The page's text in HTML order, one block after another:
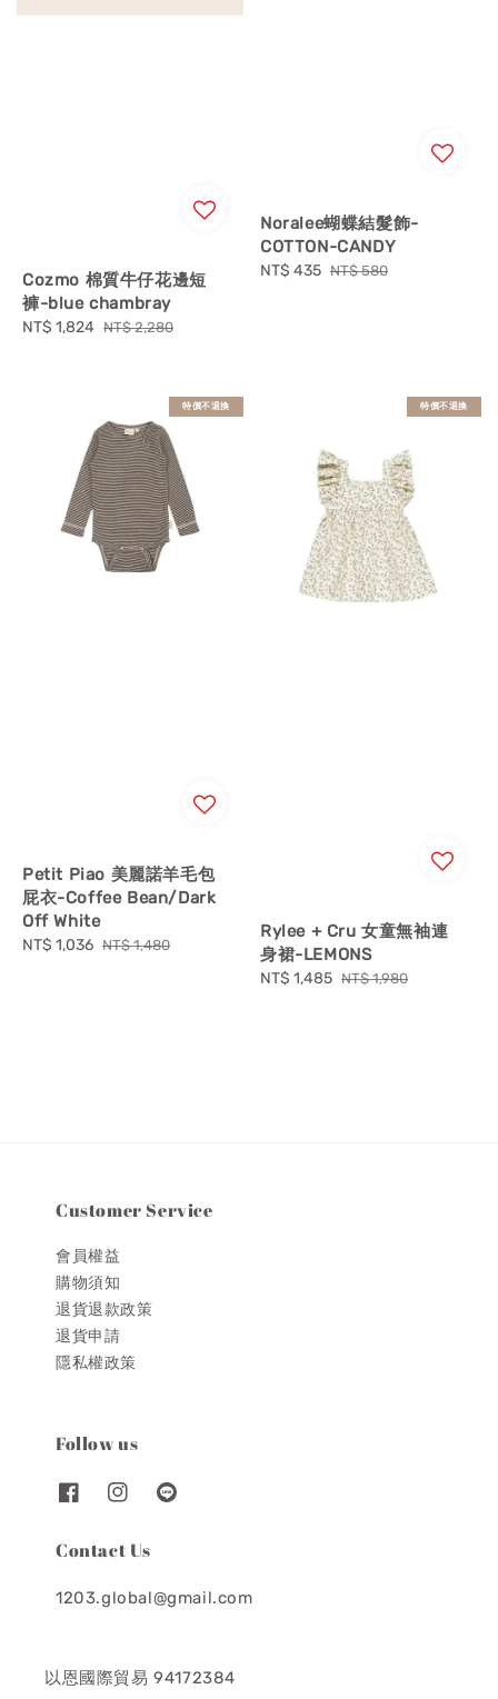
Cozmo 棉質牛仔花邊短
褲-blue chambray
Sale
NT$ 1,824 Regular
NT$ 2,280
Noralee蝴蝶結髮飾-
COTTON-CANDY
Sale
NT$ 435 Regular
NT$ 580
特價不退換
Petit Piao 美麗諾羊毛包
屁衣-Coffee Bean/Dark
Off White
Sale
NT$ 1,036 Regular
NT$ 1,480
特價不退換
Rylee + Cru 女童無袖連
身裙-LEMONS
Sale
NT$ 1,485 Regular
NT$ 1,980
Customer Service
會員權益
購物須知
退貨退款政策
退貨申請
隱私權政策
Follow us
Contact Us
1203.global@gmail.com
以恩國際貿易 94172384